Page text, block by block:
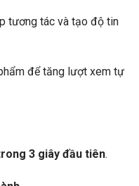
tương tác và tạo độ tin
để tăng lượt xem tự
3 giây đầu tiên.